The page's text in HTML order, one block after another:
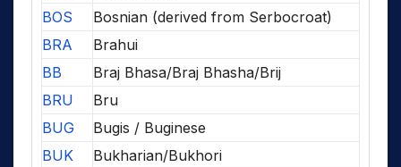
BOS
Bosnian (derived from Serbocroat)
BRA
Brahui
BB
Braj Bhasa/Braj Bhasha/Brij
BRU
Bru
BUG
Bugis / Buginese
BUK
Bukharian/Bukhori